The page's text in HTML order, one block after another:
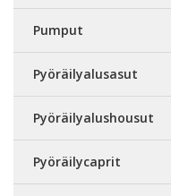
Pumput
Pyöräilyalusasut
Pyöräilyalushousut
Pyöräilycaprit